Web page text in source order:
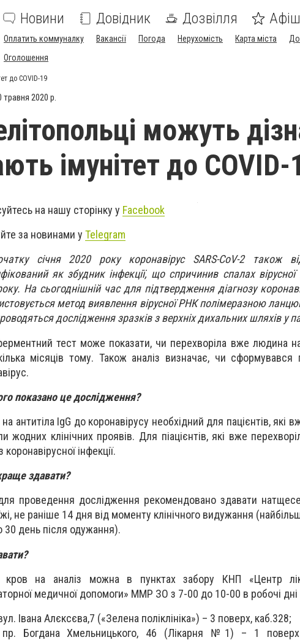
Новини Довідник Дозвілля
Оплатить коммуналку Вакансії Погода Нерухомість Карта міста
Оголошення
до COVID-19
травня 2020 р.
можуть
імунітет до COVID-
на нашу сторінку у Facebook
за новинами у Telegram
січня 2020 року коронавірус SARS-CoV-2 також
як збудник інфекції, що спричинив спалах вірусної
На сьогоднішній час для підтвердження діагнозу
метод виявлення вірусної РНК полімеразною
дослідження зразків з верхніх дихальних шляхів у
тест може показати, чи перехворіла вже людина
місяців тому. Також аналіз визначає, чи сформувався
показано це дослідження?
на антитіла IgG до коронавірусу необхідний для пацієнтів, які
жодних клінічних проявів. Для піацієнтів, які вже
коронавірусної інфекції.
здавати?
проведення дослідження рекомендовано здавати
не раніше 14 дня від моменту клінічного видужання
30 день після одужання).
кров на аналіз можна в пунктах забору КНП «Центр
медичної допомоги» ММР ЗО з 7-00 до 10-00 в робочі
Івана Алєксєва,7 («Зелена поліклініка») – 3 поверх, каб.328;
пр. Богдана Хмельницького, 46 (Лікарня №1) – 1 поверх